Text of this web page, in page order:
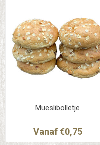
Mueslibolletje
Vanaf €0,75